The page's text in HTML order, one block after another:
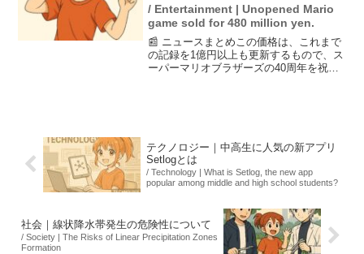
/ Entertainment | Unopened Mario
game sold for 480 million yen.
📰 ニュースまとめこの価格は、これまで
の記録を1億円以上も更新するもので、ス
ーパーマリオブラザーズの40周年を祝う
テクノロジー｜中高生に人気の新アプリ
Setlogとは
/ Technology | What is Setlog, the new app
popular among middle and high school students?
社会｜線状降水帯発生の危険性について
/ Society | The Risks of Linear Precipitation Zones
Formation